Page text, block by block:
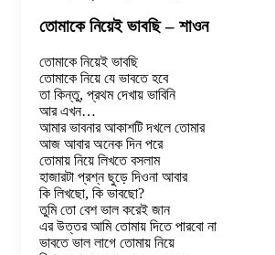
তোমাকে নিয়েই ভাবছি – শাওন
তোমাকে নিয়েই ভাবছি
তোমাকে নিয়ে যে ভাবতে হবে
তা কিন্তু, প্রথম দেখায় ভাবিনি
আর এখন…
আমার ভাবনার আকাশটি দখলে তোমার
আজ আবার অনেক দিন পরে
তোমায় নিয়ে লিখতে বসলাম
হাজারটা প্রশ্ন ছুড়ে দিওনা আবার
কি লিখছো, কি ভাবছো?
তুমি তো বেশ ভাল করেই জান
এর উত্তর আমি তোমায় দিতে পারবো না
ভাবতে ভাল লাগে তোমায় নিয়ে